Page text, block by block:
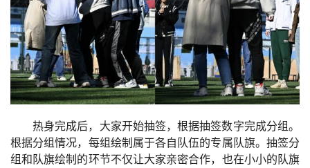
热身完成后，大家开始抽签，根据抽签数字完成分组。
根据分组情况，每组绘制属于各自队伍的专属队旗。抽签分
组和队旗绘制的环节不仅让大家亲密合作，也在小小的队旗